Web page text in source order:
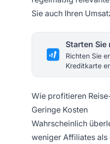
Sie auch Ihren
Starten
Richten Sie
Kreditkarte
Wie profitieren
Geringe Kosten
Wahrscheinlich
weniger Affiliates als